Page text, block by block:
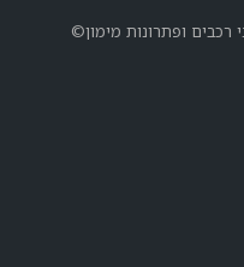
רכבים ופתרונות מימון